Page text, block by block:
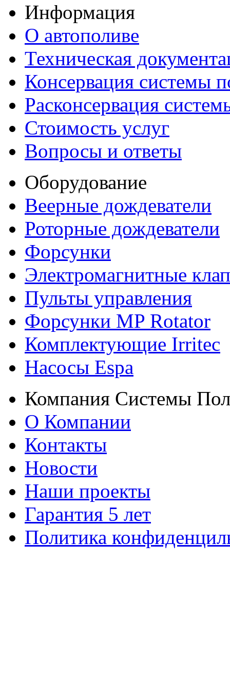
Информация
О автополиве
Техническая
Консервация системы
Расконсервация
Стоимость услуг
Вопросы и ответы
Оборудование
Веерные дождеватели
Роторные дождеватели
Форсунки
Электромагнитные
Пульты управления
Форсунки MP Rotator
Комплектующие Irritec
Насосы Espa
Компания Системы
О Компании
Контакты
Новости
Наши проекты
Гарантия 5 лет
Политика